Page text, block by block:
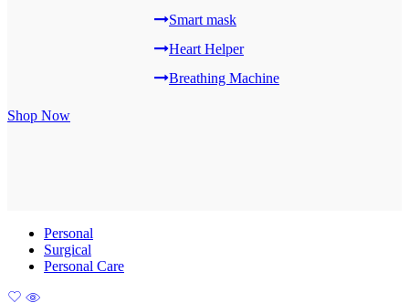
Smart mask
Heart Helper
Breathing Machine
Shop Now
Personal
Surgical
Personal Care